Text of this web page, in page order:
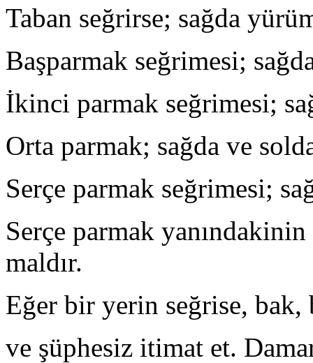
Taban seğrirse; sağda
Başparmak seğrimesi;
İkinci parmak seğrimesi;
Orta parmak; sağda ve
Serçe parmak seğrimesi;
Serçe parmak
maldır.
Eğer bir yerin seğrise, bak,
ve şüphesiz itimat et.